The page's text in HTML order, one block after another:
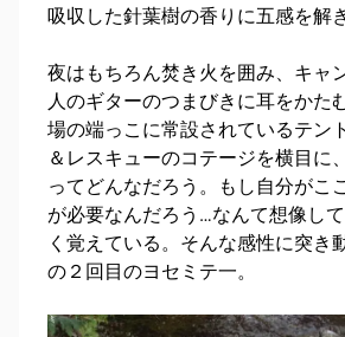
吸収した針葉樹の香りに五感を解
夜はもちろん焚き火を囲み、キャ
人のギターのつまびきに耳をかた
場の端っこに常設されているテン
＆レスキューのコテージを横目に
ってどんなだろう。もし自分がこ
が必要なんだろう…なんて想像し
く覚えている。そんな感性に突き
の２回目のヨセミテ一。